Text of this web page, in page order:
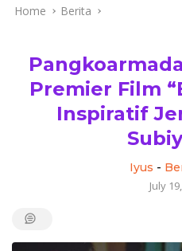
Home Berita
Premier Film
Inspiratif
Iyus -
July